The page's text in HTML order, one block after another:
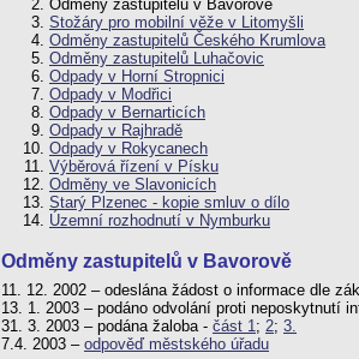
Odměny zastupitelů v Bavorově
Stožáry pro mobilní věže v Litomyšli
Odměny zastupitelů Českého Krumlova
Odměny zastupitelů Luhačovic
Odpady v Horní Stropnici
Odpady v Modřici
Odpady v Bernarticích
Odpady v Rajhradě
Odpady v Rokycanech
Výběrová řízení v Písku
Odměny ve Slavonicích
Starý Plzenec - kopie smluv o dílo
Územní rozhodnutí v Nymburku
Odměny zastupitelů v Bavorově
11. 12. 2002 – odeslána žádost o informace dle
13. 1. 2003 – podáno odvolání proti neposkytnutí
31. 3. 2003 – podána žaloba - část 1; 2; 3.
7.4. 2003 – odpověď městského úřadu